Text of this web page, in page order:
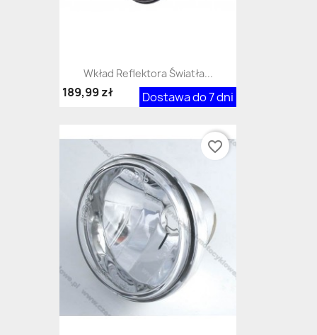
Wkład Reflektora Światła...
Dostawa do 7 dni
189,99 zł
favorite_border